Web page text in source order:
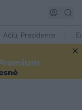
Ačiū, Prezidente